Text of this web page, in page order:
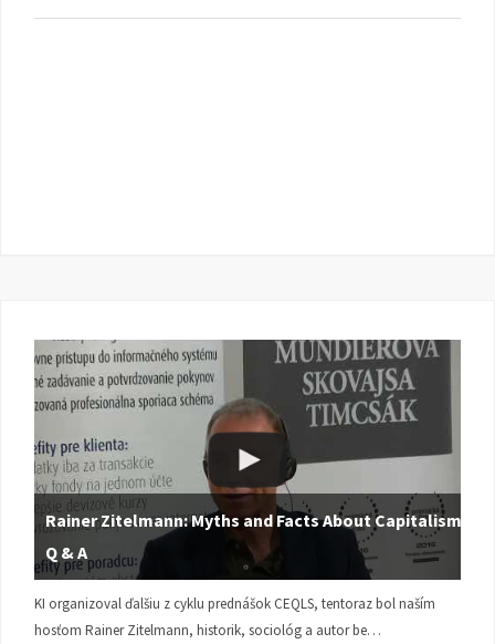
Rainer Zitelmann: Myths and Facts About Capitalism |
Q & A
KI organizoval ďalšiu z cyklu prednášok CEQLS, tentoraz bol naším
hosťom Rainer Zitelmann, historik, sociológ a autor be…